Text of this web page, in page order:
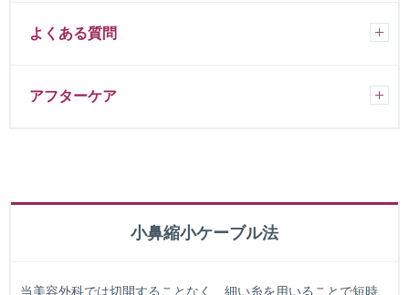
よくある質問
アフターケア
小鼻縮小ケーブル法
当美容外科では切開することなく、細い糸を用いることで短時